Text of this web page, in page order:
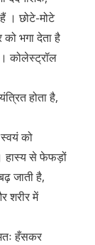
। छोटे-मोटे
को भगा देता है
। कोलेस्ट्रॉल
होता है,
को
हास्य से फेफड़ों
जाती है,
शरीर में
हँसकर